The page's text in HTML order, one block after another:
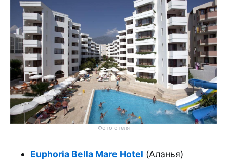
Фото отеля
Euphoria Bella Mare Hotel (Аланья)